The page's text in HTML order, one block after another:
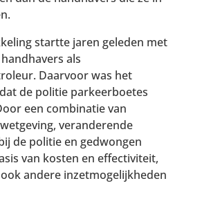
startte jaren geleden met
als
Daarvoor was het
de politie parkeerboetes
een combinatie van
veranderende
de politie en gedwongen
van kosten en effectiviteit,
andere inzetmogelijkheden